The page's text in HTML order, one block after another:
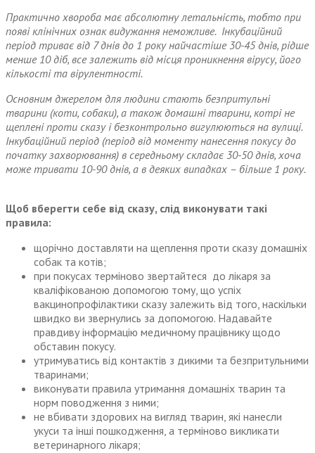
Практично хвороба має абсолютну летальність, тобто при
появі клінічних ознак видужання неможливе. Інкубаційний
період триває від 7 днів до 1 року найчастіше 30-45 днів, рідше
менше 10 діб, все залежить від місця проникнення вірусу, його
кількості та вірулентності.
Основним джерелом для людини стають безпритульні
тварини (коти, собаки), а також домашні тварини, котрі не
щеплені проти сказу і безконтрольно вигулюються на вулиці.
Інкубаційний період (період від моменту нанесення покусу до
початку захворювання) в середньому складає 30-50 днів, хоча
може тривати 10-90 днів, а в деяких випадках – більше 1 року.
Щоб вберегти себе від сказу, слід виконувати такі
правила:
щорічно доставляти на щеплення проти сказу домашніх
собак та котів;
при покусах терміново звертайтеся до лікаря за
кваліфікованою допомогою тому, що успіх
вакцинопрофілактики сказу залежить від того, наскільки
швидко ви звернулись за допомогою. Надавайте
правдиву інформацію медичному працівнику щодо
обставин покусу.
утримуватись від контактів з дикими та безпритульними
тваринами;
виконувати правила утримання домашніх тварин та
норм поводження з ними;
не вбивати здорових на вигляд тварин, які нанесли
укуси та інші пошкодження, а терміново викликати
ветеринарного лікаря;